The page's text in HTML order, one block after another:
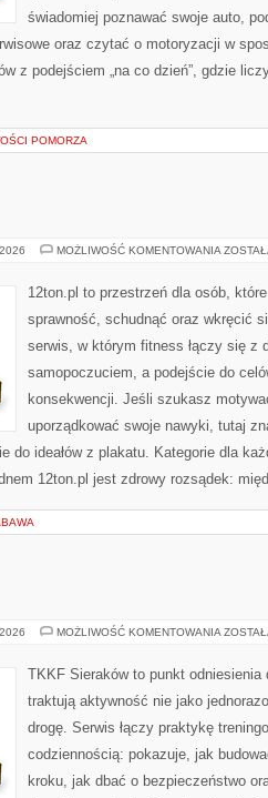
świadomiej poznawać swoje auto,
oraz czytać o motoryzacji w
z podejściem „na co dzień”, gdzie
POMORZA
MOŻLIWOŚĆ KOMENTOWANIA
12ton.pl to przestrzeń dla osób,
sprawność, schudnąć oraz wkręcić
serwis, w którym fitness łączy się z
samopoczuciem, a podejście do
konsekwencji. Jeśli szukasz
uporządkować swoje nawyki, tutaj
do ideałów z plakatu. Kategorie dla
12ton.pl jest zdrowy rozsądek:
MOŻLIWOŚĆ KOMENTOWANIA SPORT
TKKF Sieraków to punkt odniesienia
traktują aktywność nie jako
drogę. Serwis łączy praktykę
codziennością: pokazuje, jak
kroku, jak dbać o bezpieczeństwo